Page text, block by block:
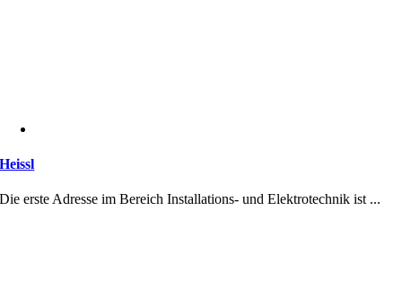
Heissl
Die erste Adresse im Bereich Installations- und Elektrotechnik ist ...